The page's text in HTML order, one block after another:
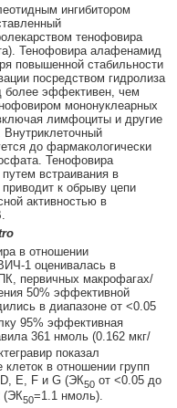
ингибитором
тенофовира
Тенофовира алафенамид
повышенной стабильности
посредством гидролиза
более эффективен, чем
мононуклеарных
лимфоциты и другие
до фармакологически
Тенофовира
встраивания в
к обрыву цепи
активностью в
в отношении
1 оценивалась в
первичных макрофагах/
50% эффективной
в диапазоне от <0.05
95% эффективная
361 нмоль (0.162 мкг/
показал
клеток в отношении групп
E, F и G (ЭК50 от <0.05 до
(ЭК50=1.1 нмоль).